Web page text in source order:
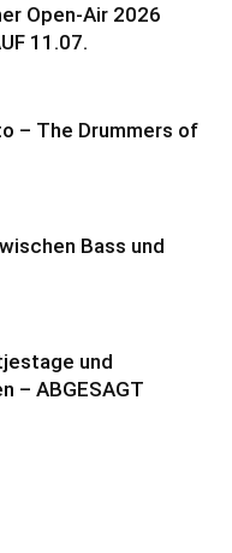
Open-Air 2026
11.07.
– The Drummers of
Bass und
und
– ABGESAGT